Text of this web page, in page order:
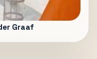
Graaf